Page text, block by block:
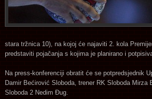
stara tržnica 10), na kojoj će najaviti 2. kola
predstaviti pojačanja s kojima je planirano i
Na press-konferenciji obratit će se potpredsjednik
Damir Bećirović Sloboda, trener RK Sloboda Mirza
Sloboda 2 Nedim Đug.